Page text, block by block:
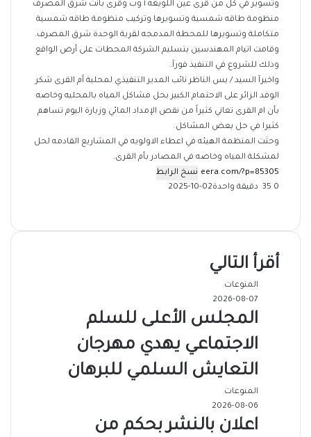
وتسوير في كل من قرى عين اللويغه أ وب وقرى بانت شرق المصرف
منظومة طاقه شمسية وتسويرها وتركيب منظومة طاقه شمسية
متكاملة وتسويرها للمحطة المدمجه لقرية الوحدة شرق المصرف.
وقامت اتيام المهندسين بتسليم الشركة المحطات على أرض الواقع
وذلك للشروع في التنفيذ فورآ.
واخيرآ السيد / يس الناظر نائب المدير التنفيذي لمحلية أم القرى شكر
الوفد الزائر على الاحتمام الكبير بحل مشاكل المياه بالمحليه وخاصه
بأن ام القرى تعاني كثيراً من نقص الإمداد المائي وزيارة اليوم تساهم
كثيرا في حل بعض المشاكل.
وحثت المنظمة الهيئه في اعطاء الاولويه في المشاريع القادمه لحل
لمشكلة المياه وخاصه في المصادر بأم القرى.
نسخ الرابط
2025-10-02
0
دقيقة واحدة
البريد
أقرأ التالي
المنوعات
2026-08-07
المجلس الأعلى للسلم
الاجتماعي يهدي مهرجان
التعايش السلمي للبرهان
المنوعات
2026-08-06
اعلان بالنشر بحكم من